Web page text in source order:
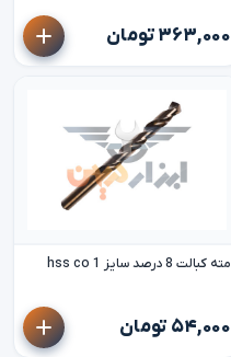
۳۶۳,۰۰۰ تومان
مته کبالت 8 درصد سایز 1 hss co
۵۴,۰۰۰ تومان